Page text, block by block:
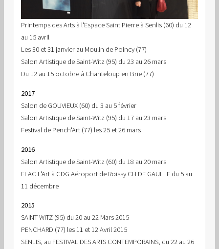
Printemps des Arts à l'Espace Saint Pierre à Senlis (60) du 12
au 15 avril
Les 30 et 31 janvier au Moulin de Poincy (77)
Salon Artistique de Saint-Witz (95) du 23 au 26 mars
Du 12 au 15 octobre à Chanteloup en Brie (77)
2017
Salon de GOUVIEUX (60) du 3 au 5 février
Salon Artistique de Saint-Witz (95) du 17 au 23 mars
Festival de Pench'Art (77) les 25 et 26 mars
2016
Salon Artistique de Saint-Witz (60) du 18 au 20 mars
FLAC L'Art à CDG Aéroport de Roissy CH DE GAULLE du 5 au
11 décembre
2015
SAINT WITZ (95) du 20 au 22 Mars 2015
PENCHARD (77) les 11 et 12 Avril 2015
SENLIS, au FESTIVAL DES ARTS CONTEMPORAINS, du 22 au 26